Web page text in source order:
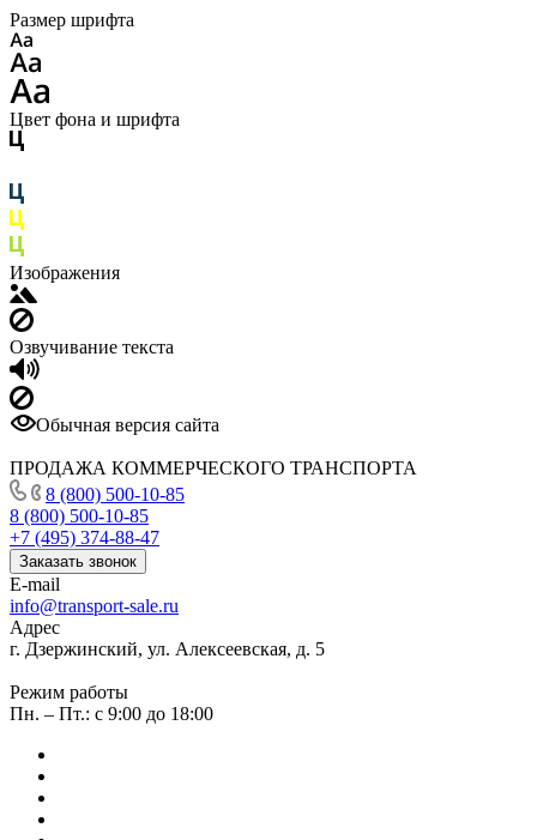
Размер шрифта
Цвет фона и шрифта
Изображения
Озвучивание текста
Обычная версия сайта
ПРОДАЖА КОММЕРЧЕСКОГО ТРАНСПОРТА
8 (800) 500-10-85
8 (800) 500-10-85
+7 (495) 374-88-47
Заказать звонок
E-mail
info@transport-sale.ru
Адрес
г. Дзержинский, ул. Алексеевская, д. 5
Режим работы
Пн. – Пт.: с 9:00 до 18:00